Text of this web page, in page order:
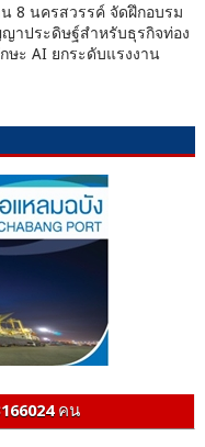
8 นครสวรรค์ จัดฝึกอบรม
าประดิษฐ์สำหรับธุรกิจท่อง
ษะ AI ยกระดับแรงงาน
คน